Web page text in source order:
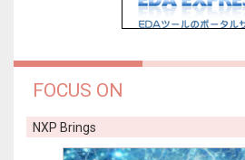
FOCUS ON
NXP Brings